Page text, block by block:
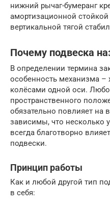
нижний рычаг-бумеранг
амортизационной
вертикальной тягой
Почему подвеска
В определении термина
особенность механизма –
колёсами одной оси.
пространственного
обязательно повлияет на
зависимы, что несколько
всегда благотворно
подвески.
Принцип работы
Как и любой другой тип
в себя: